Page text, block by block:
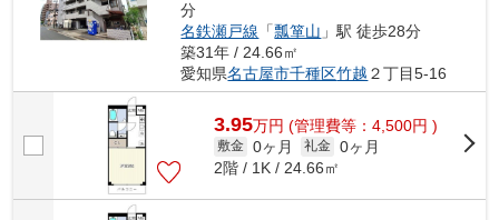
分
名鉄瀬戸線 「瓢箪山 」駅 徒歩28分
築31年 / 24.66㎡
愛知県名古屋市千種区竹越 ２丁目5-16
3.95万円 (管理費等：4,500円 )
敷金 0ヶ月 礼金 0ヶ月
2階 / 1K / 24.66㎡